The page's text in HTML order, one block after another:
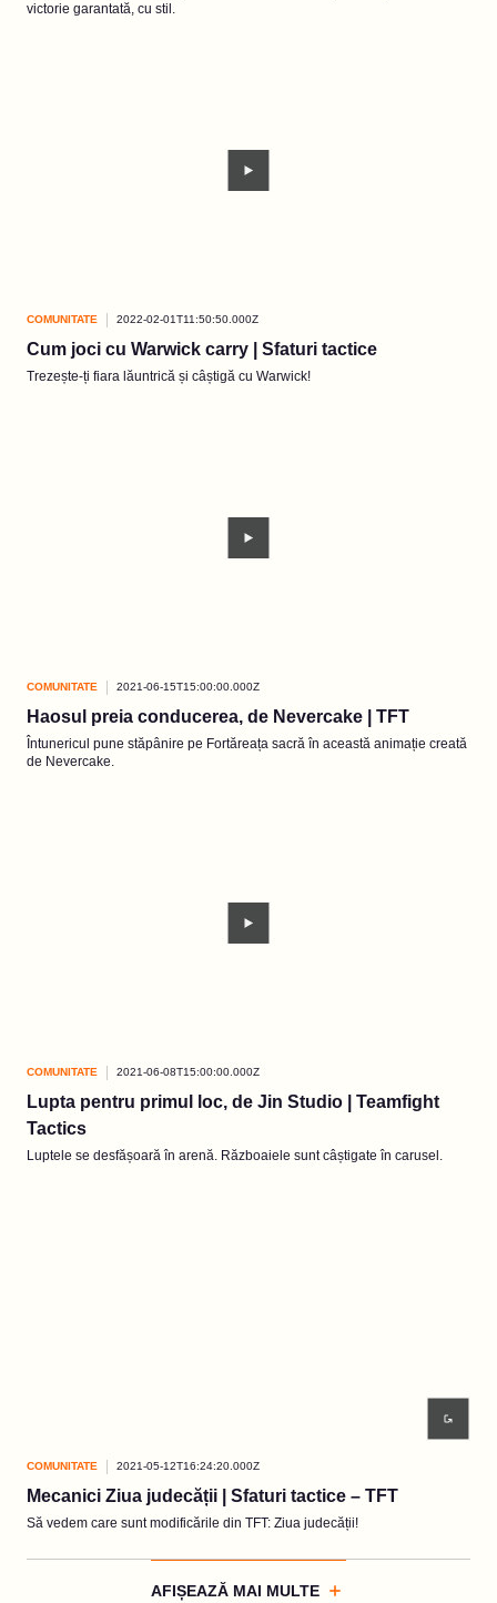
victorie garantată, cu stil.
COMUNITATE 2022-02-01T11:50:50.000Z
Cum joci cu Warwick carry | Sfaturi tactice
Trezește-ți fiara lăuntrică și câștigă cu Warwick!
COMUNITATE 2021-06-15T15:00:00.000Z
Haosul preia conducerea, de Nevercake | TFT
Întunericul pune stăpânire pe Fortăreața sacră în această animație creată
de Nevercake.
COMUNITATE 2021-06-08T15:00:00.000Z
Lupta pentru primul loc, de Jin Studio | Teamfight
Tactics
Luptele se desfășoară în arenă. Războaiele sunt câștigate în carusel.
COMUNITATE 2021-05-12T16:24:20.000Z
Mecanici Ziua judecății | Sfaturi tactice – TFT
Să vedem care sunt modificările din TFT: Ziua judecății!
AFIȘEAZĂ MAI MULTE